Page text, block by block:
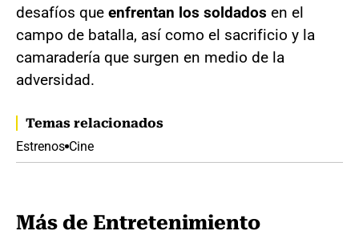
desafíos que enfrentan los soldados en el
campo de batalla, así como el sacrificio y la
camaradería que surgen en medio de la
adversidad.
Temas relacionados
Estrenos Cine
Más de Entretenimiento